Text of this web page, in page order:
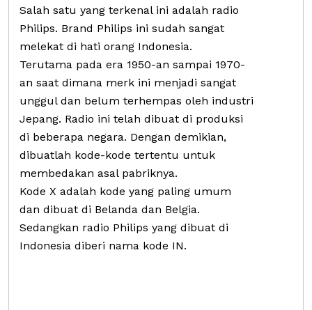
Salah satu yang terkenal ini adalah radio
Philips. Brand Philips ini sudah sangat
melekat di hati orang Indonesia.
Terutama pada era 1950-an sampai 1970-
an saat dimana merk ini menjadi sangat
unggul dan belum terhempas oleh industri
Jepang. Radio ini telah dibuat di produksi
di beberapa negara. Dengan demikian,
dibuatlah kode-kode tertentu untuk
membedakan asal pabriknya.
Kode X adalah kode yang paling umum
dan dibuat di Belanda dan Belgia.
Sedangkan radio Philips yang dibuat di
Indonesia diberi nama kode IN.